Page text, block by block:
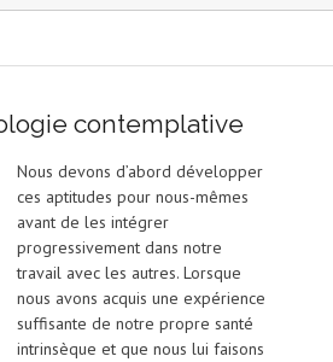
contemplative
Nous devons d’abord développer
ces aptitudes pour nous-mêmes
avant de les intégrer
progressivement dans notre
travail avec les autres. Lorsque
nous avons acquis une expérience
suffisante de notre propre santé
intrinsèque et que nous lui faisons